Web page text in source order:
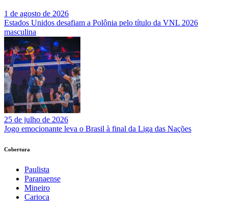
1 de agosto de 2026
Estados Unidos desafiam a Polônia pelo título da VNL 2026
masculina
25 de julho de 2026
Jogo emocionante leva o Brasil à final da Liga das Nações
Cobertura
Paulista
Paranaense
Mineiro
Carioca